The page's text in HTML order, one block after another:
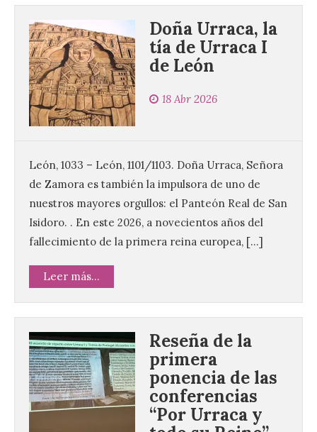
Doña Urraca, la
tía de Urraca I
de León
18 Abr 2026
León, 1033 – León, 1101/1103. Doña Urraca, Señora
de Zamora es también la impulsora de uno de
nuestros mayores orgullos: el Panteón Real de San
Isidoro. . En este 2026, a novecientos años del
fallecimiento de la primera reina europea, […]
Leer más...
Reseña de la
primera
ponencia de las
conferencias
“Por Urraca y